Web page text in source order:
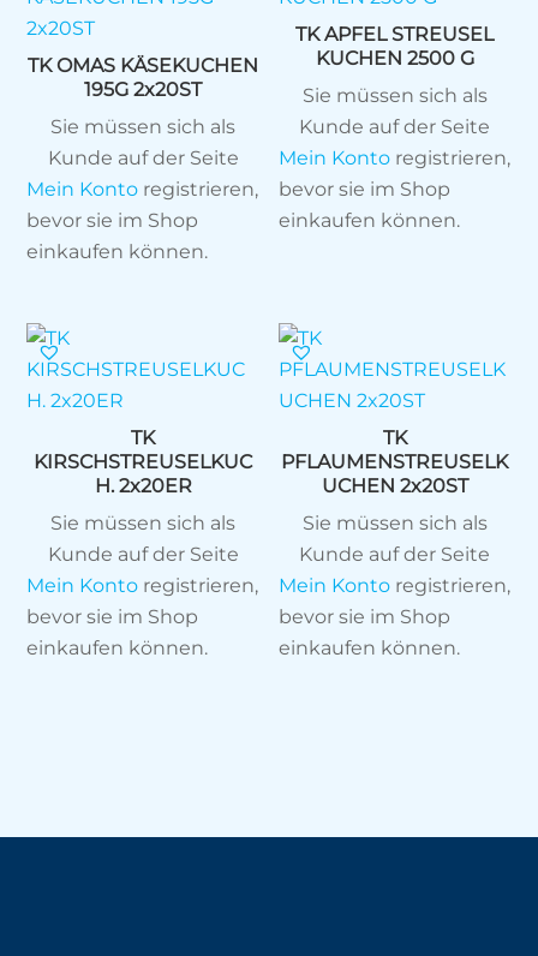
TK OMAS KÄSEKUCHEN
195G 2x20ST
Sie müssen sich als
Kunde auf der Seite
Mein Konto registrieren,
bevor sie im Shop
einkaufen können.
TK APFEL STREUSEL
KUCHEN 2500 G
Sie müssen sich als
Kunde auf der Seite
Mein Konto registrieren,
bevor sie im Shop
einkaufen können.
TK
KIRSCHSTREUSELKUC
H. 2x20ER
Sie müssen sich als
Kunde auf der Seite
Mein Konto registrieren,
bevor sie im Shop
einkaufen können.
TK
PFLAUMENSTREUSELK
UCHEN 2x20ST
Sie müssen sich als
Kunde auf der Seite
Mein Konto registrieren,
bevor sie im Shop
einkaufen können.